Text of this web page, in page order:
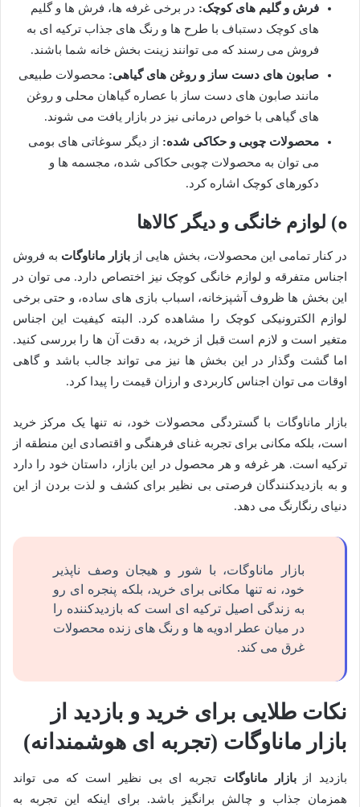
فرش و گلیم های کوچک: در برخی غرفه ها، فرش ها و گلیم
های کوچک دستباف با طرح ها و رنگ های جذاب ترکیه ای به
فروش می رسند که می توانند زینت بخش خانه شما باشند.
صابون های دست ساز و روغن های گیاهی: محصولات طبیعی
مانند صابون های دست ساز با عصاره گیاهان محلی و روغن
های گیاهی با خواص درمانی نیز در بازار یافت می شوند.
محصولات چوبی و حکاکی شده: از دیگر سوغاتی های بومی
می توان به محصولات چوبی حکاکی شده، مجسمه ها و
دکورهای کوچک اشاره کرد.
ه) لوازم خانگی و دیگر کالاها
در کنار تمامی این محصولات، بخش هایی از بازار ماناوگات به فروش
اجناس متفرقه و لوازم خانگی کوچک نیز اختصاص دارد. می توان در
این بخش ها ظروف آشپزخانه، اسباب بازی های ساده، و حتی برخی
لوازم الکترونیکی کوچک را مشاهده کرد. البته کیفیت این اجناس
متغیر است و لازم است قبل از خرید، به دقت آن ها را بررسی کنید.
اما گشت وگذار در این بخش ها نیز می تواند جالب باشد و گاهی
اوقات می توان اجناس کاربردی و ارزان قیمت را پیدا کرد.
بازار ماناوگات با گستردگی محصولات خود، نه تنها یک مرکز خرید
است، بلکه مکانی برای تجربه غنای فرهنگی و اقتصادی این منطقه از
ترکیه است. هر غرفه و هر محصول در این بازار، داستان خود را دارد
و به بازدیدکنندگان فرصتی بی نظیر برای کشف و لذت بردن از این
دنیای رنگارنگ می دهد.
بازار ماناوگات، با شور و هیجان وصف ناپذیر
خود، نه تنها مکانی برای خرید، بلکه پنجره ای رو
به زندگی اصیل ترکیه ای است که بازدیدکننده را
در میان عطر ادویه ها و رنگ های زنده محصولات
غرق می کند.
نکات طلایی برای خرید و بازدید از
بازار ماناوگات (تجربه ای هوشمندانه)
بازدید ازبازار ماناوگات تجربه ای بی نظیر است که می تواند
همزمان جذاب و چالش برانگیز باشد. برای اینکه این تجربه به